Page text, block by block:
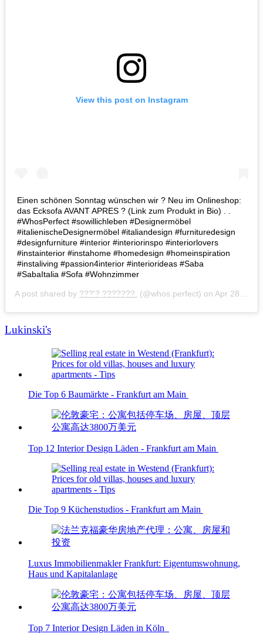
View this post on Instagram
Einen schönen Sonntag wünschen wir ? Neu im Onlineshop:
das Ecksofa AVANT APRES ? (Link zum Produkt in Bio) . .
#WhosPerfect #sowillichleben #Designermöbel
#italienischeDesignermöbel #italiandesign #furnituredesign
#designfurniture #interior #interiorinspo #interiorlovers
#instainterior #instahome #homedesign #homeinspiration
#instaliving #passion4interior #interiorideas #Saba
#SabaItalia #Sofa #Wohnzimmer
A post shared by ???'? ???????. (@whos.perfect) on Apr 28, 2019 at 1:00am PDT
Lukinski's
Die Top 6 Baumärkte - Frankfurt am Main
Top 12 Interior Design Läden - Frankfurt am Main
Die Top 9 Küchenstudios - Frankfurt am Main
Luxus Immobilienmakler Frankfurt: Eigentumswohnung,
Haus und Kapitalanlage
Top 7 Interior Design Läden in Köln